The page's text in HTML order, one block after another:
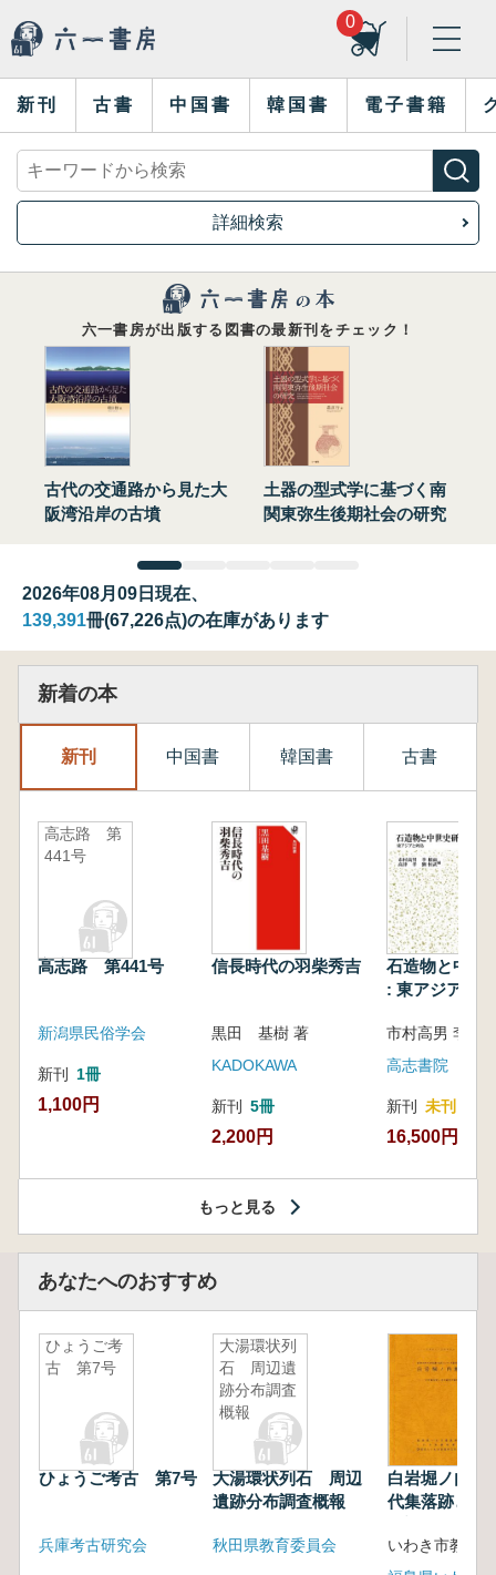
0
新刊 古書 中国書 韓国書 電子書籍
詳細検索
六一書房が出版する図書の最新刊をチェック！
古代の交通路から見た大
阪湾沿岸の古墳
土器の型式学に基づく南
関東弥生後期社会の研究
2026年08月09日現在、
139,391冊(67,226点)の在庫があります
新着の本
新刊 中国書 韓国書 古書
高志路 第
441号
高志路 第441号
新潟県民俗学会
新刊 1冊
1,100円
信長時代の羽柴秀吉
黒田 基樹 著
KADOKAWA
新刊 5冊
2,200円
石造物と中世
: 東アジアと
高志書院
新刊 未刊
16,500円
もっと見る
あなたへのおすすめ
ひょうご考
古 第7号
ひょうご考古 第7号
兵庫考古研究会
大湯環状列
石 周辺遺
跡分布調査
概報
大湯環状列石 周辺
遺跡分布調査概報
秋田県教育委員会
白岩堀ノ内
代集落跡と中